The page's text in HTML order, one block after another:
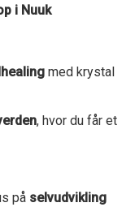
i Nuuk
med krystal
, hvor du får et
på selvudvikling